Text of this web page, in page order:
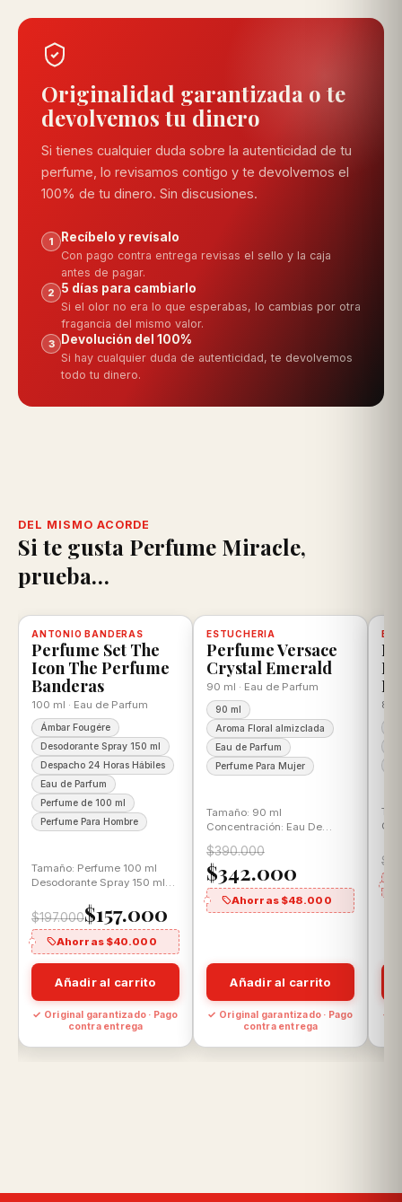
Originalidad garantizada o te
devolvemos tu dinero
Si tienes cualquier duda sobre la autenticidad de tu
perfume, lo revisamos contigo y te devolvemos el
100% de tu dinero. Sin discusiones.
1 Recíbelo y revísalo
Con pago contra entrega revisas el sello y la caja
antes de pagar.
2 5 días para cambiarlo
Si el olor no era lo que esperabas, lo cambias por otra
fragancia del mismo valor.
3 Devolución del 100%
Si hay cualquier duda de autenticidad, te devolvemos
todo tu dinero.
DEL MISMO ACORDE
Si te gusta Perfume Miracle,
prueba…
Disponible, con descuentoDisponible, con descuento
-20% 100% ORIGINAL
ANTONIO BANDERAS
Perfume Set The
Icon The Perfume
Banderas
100 ml · Eau de Parfum
Ámbar Fougére
Desodorante Spray 150 ml
Despacho 24 Horas Hábiles
Eau de Parfum
Perfume de 100 ml
Perfume Para Hombre
Tamaño: Perfume 100 ml
Desodorante Spray 150 ml
Parfum Aroma: Ámbar…
$197.000$157.000
Ahorras $40.000
Añadir al carrito
✓ Original garantizado · Pago
contra entrega
-12%
ESTUCHERIA
Perfume Versace
Crystal Emerald
90 ml · Eau de Parfum
90 ml
Aroma Floral almizclada
Eau de Parfum
Perfume Para Mujer
Tamaño: 90 ml
Concentración: Eau De
Parfum Aroma: Floral
almizclada
$390.000
$342.000
Ahorras $48.000
Añadir al carrito
✓ Original garantizado · Pago
contra entrega
80
✓